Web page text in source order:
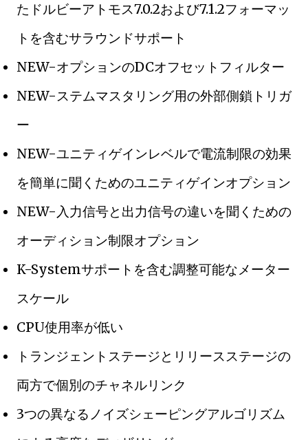
たドルビーアトモス7.0.2および7.1.2フォーマッ
トを含むサラウンドサポート
NEW-オプションのDCオフセットフィルター
NEW-ステムマスタリング用の外部側鎖トリガ
ー
NEW-ユニティゲインレベルで電流制限の効果
を簡単に聞くためのユニティゲインオプション
NEW-入力信号と出力信号の違いを聞くための
オーディション制限オプション
K-Systemサポートを含む調整可能なメーター
スケール
CPU使用率が低い
トランジェントステージとリリースステージの
両方で個別のチャネルリンク
3つの異なるノイズシェーピングアルゴリズム